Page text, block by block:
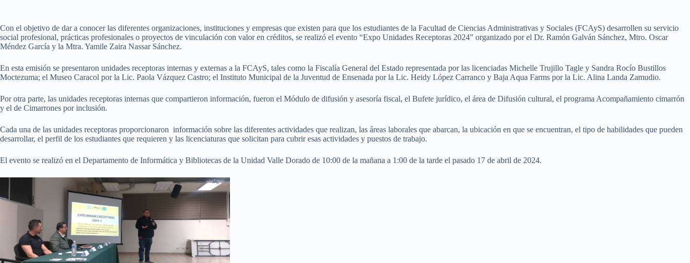
Con el objetivo de dar a conocer las diferentes organizaciones, instituciones y empresas que existen para que los estudiantes de la Facultad de Ciencias Administrativas y Sociales (FCAyS) desarrollen su servicio
social profesional, prácticas profesionales o proyectos de vinculación con valor en créditos, se realizó el evento “Expo Unidades Receptoras 2024” organizado por el Dr. Ramón Galván Sánchez, Mtro. Oscar
Méndez García y la Mtra. Yamile Zaira Nassar Sánchez.
En esta emisión se presentaron unidades receptoras internas y externas a la FCAyS, tales como la Fiscalía General del Estado representada por las licenciadas Michelle Trujillo Tagle y Sandra Rocío Bustillos
Moctezuma; el Museo Caracol por la Lic. Paola Vázquez Castro; el Instituto Municipal de la Juventud de Ensenada por la Lic. Heidy López Carranco y Baja Aqua Farms por la Lic. Alina Landa Zamudio.
Por otra parte, las unidades receptoras internas que compartieron información, fueron el Módulo de difusión y asesoría fiscal, el Bufete jurídico, el área de Difusión cultural, el programa Acompañamiento cimarrón
y el de Cimarrones por inclusión.
Cada una de las unidades receptoras proporcionaron información sobre las diferentes actividades que realizan, las áreas laborales que abarcan, la ubicación en que se encuentran, el tipo de habilidades que pueden
desarrollar, el perfil de los estudiantes que requieren y las licenciaturas que solicitan para cubrir esas actividades y puestos de trabajo.
El evento se realizó en el Departamento de Informática y Bibliotecas de la Unidad Valle Dorado de 10:00 de la mañana a 1:00 de la tarde el pasado 17 de abril de 2024.